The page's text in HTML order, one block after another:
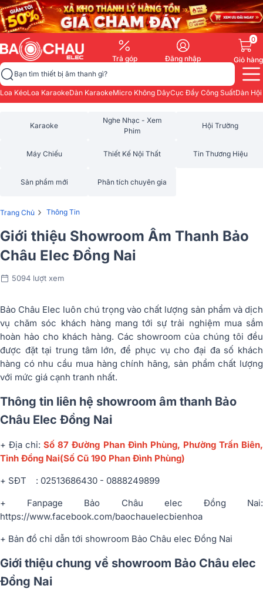
Trả góp Đăng nhập
0
Giỏ hàng
Bạn tìm thiết bị âm thanh gì?
Loa KéoLoa KaraokeDàn KaraokeMicro Không DâyCục Đẩy Công SuấtDàn
Karaoke
Nghe Nhạc - Xem
Phim
Hội Trường
Máy Chiếu Thiết Kế Nội Thất Tin Thương Hiệu
Sản phẩm mới Phân tích chuyên gia
Trang Chủ › Thông Tin
Giới thiệu Showroom Âm Thanh Bảo
Châu Elec Đồng Nai
5094 lượt xem
Bảo Châu Elec luôn chú trọng vào chất lượng sản phẩm và dịch
vụ chăm sóc khách hàng mang tới sự trải nghiệm mua sắm
hoàn hảo cho khách hàng. Các showroom của chúng tôi đều
được đặt tại trung tâm lớn, để phục vụ cho đại đa số khách
hàng có nhu cầu mua hàng chính hãng, sản phẩm chất lượng
với mức giá cạnh tranh nhất.
Thông tin liên hệ showroom âm thanh Bảo
Châu Elec Đồng Nai
+ Địa chỉ:Số 87 Đường Phan Đình Phùng, Phường Trấn Biên,
Tỉnh Đồng Nai(Số Cũ 190 Phan Đình Phùng)
+ SĐT : 02513686430 - 0888249899
+ Fanpage Bảo Châu elec Đồng Nai:
https://www.facebook.com/baochauelecbienhoa
+ Bản đồ chỉ dẫn tới showroom Bảo Châu elec Đồng Nai
Giới thiệu chung về showroom Bảo Châu elec
Đồng Nai